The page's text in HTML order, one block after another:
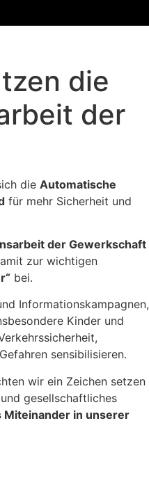
die
der
die Automatische
für mehr Sicherheit und
der Gewerkschaft
zur wichtigen
bei.
Informationskampagnen,
Kinder und
sensibilisieren.
wir ein Zeichen setzen
gesellschaftliches
Miteinander in unserer